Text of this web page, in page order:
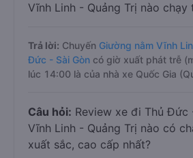
Vĩnh Linh - Quảng Trị nào chạy
Trả lời: Chuyến Giường nằm Vĩnh
Đức - Sài Gòn có giờ xuất phát trễ
lúc 14:00 là của nhà xe Quốc Gia
Câu hỏi: Review xe đi Thủ Đức
Vĩnh Linh - Quảng Trị nào có
xuất sắc, cao cấp nhất?